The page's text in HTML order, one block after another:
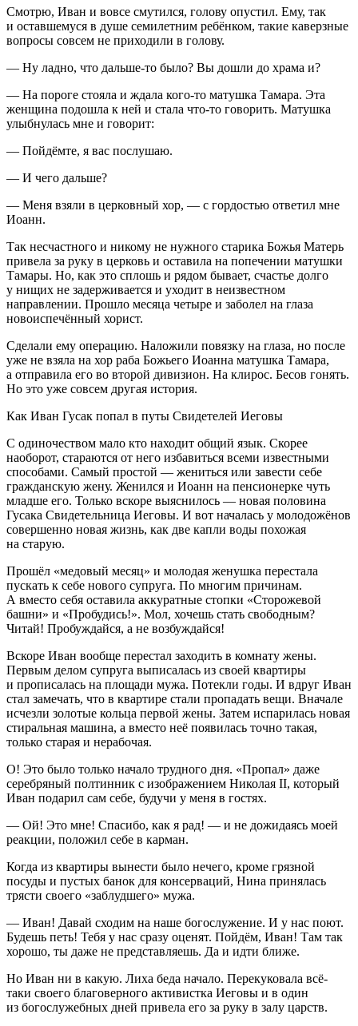
Смотрю, Иван и вовсе смутился, голову опустил. Ему, так
и оставшемуся в душе семилетним ребёнком, такие каверзные
вопросы совсем не приходили в голову.
— Ну ладно, что дальше-то было? Вы дошли до храма и?
— На пороге стояла и ждала кого-то матушка Тамара. Эта
женщина подошла к ней и стала что-то говорить. Матушка
улыбнулась мне и говорит:
— Пойдёмте, я вас послушаю.
— И чего дальше?
— Меня взяли в церковный хор, — с гордостью ответил мне
Иоанн.
Так несчастного и никому не нужного старика Божья Матерь
привела за руку в церковь и оставила на попечении матушки
Тамары. Но, как это сплошь и рядом бывает, счастье долго
у нищих не задерживается и уходит в неизвестном
направлении. Прошло месяца четыре и заболел на глаза
новоиспечённый хорист.
Сделали ему операцию. Наложили повязку на глаза, но после
уже не взяла на хор раба Божьего Иоанна матушка Тамара,
а отправила его во второй дивизион. На клирос. Бесов гонять.
Но это уже совсем другая история.
Как Иван Гусак попал в путы Свидетелей Иеговы
С одиночеством мало кто находит общий язык. Скорее
наоборот, стараются от него избавиться всеми известными
способами. Самый простой — жениться или завести себе
гражданскую жену. Женился и Иоанн на пенсионерке чуть
младше его. Только вскоре выяснилось — новая половина
Гусака Свидетельница Иеговы. И вот началась у молодожёнов
совершенно новая жизнь, как две капли воды похожая
на старую.
Прошёл «медовый месяц» и молодая женушка перестала
пускать к себе нового супруга. По многим причинам.
А вместо себя оставила аккуратные стопки «Сторожевой
башни» и «Пробудись!». Мол, хочешь стать свободным?
Читай! Пробуждайся, а не возбуждайся!
Вскоре Иван вообще перестал заходить в комнату жены.
Первым делом супруга выписалась из своей квартиры
и прописалась на площади мужа. Потекли годы. И вдруг Иван
стал замечать, что в квартире стали пропадать вещи. Вначале
исчезли золотые кольца первой жены. Затем испарилась новая
стиральная машина, а вместо неё появилась точно такая,
только старая и нерабочая.
О! Это было только начало трудного дня. «Пропал» даже
серебряный полтинник с изображением Николая II, который
Иван подарил сам себе, будучи у меня в гостях.
— Ой! Это мне! Спасибо, как я рад! — и не дожидаясь моей
реакции, положил себе в карман.
Когда из квартиры вынести было нечего, кроме грязной
посуды и пустых банок для консерваций, Нина принялась
трясти своего «заблудшего» мужа.
— Иван! Давай сходим на наше богослужение. И у нас поют.
Будешь петь! Тебя у нас сразу оценят. Пойдём, Иван! Там так
хорошо, ты даже не представляешь. Да и идти ближе.
Но Иван ни в какую. Лиха беда начало. Перекуковала всё-
таки своего благоверного активистка Иеговы и в один
из богослужебных дней привела его за руку в залу царств.